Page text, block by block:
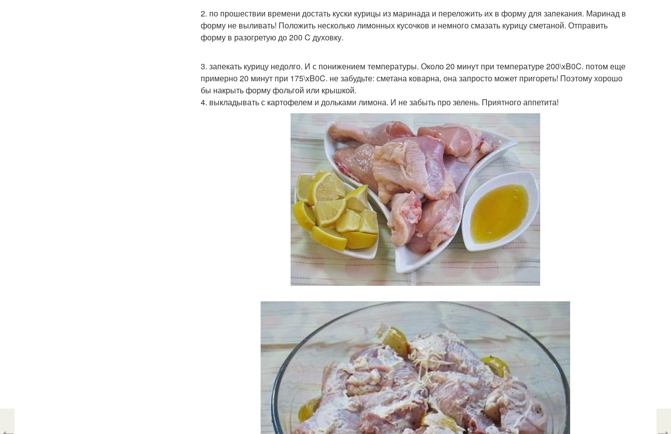
2. по прошествии времени достать куски курицы из маринада и переложить их в форму для запекания. Маринад в
форму не выливать! Положить несколько лимонных кусочков и немного смазать курицу сметаной. Отправить
форму в разогретую до 200 C духовку.
3. запекать курицу недолго. И с понижением температуры. Около 20 минут при температуре 200\xB0C. потом еще
примерно 20 минут при 175\xB0C. не забудьте: сметана коварна, она запросто может пригореть! Поэтому хорошо
бы накрыть форму фольгой или крышкой.
4. выкладывать с картофелем и дольками лимона. И не забыть про зелень. Приятного аппетита!